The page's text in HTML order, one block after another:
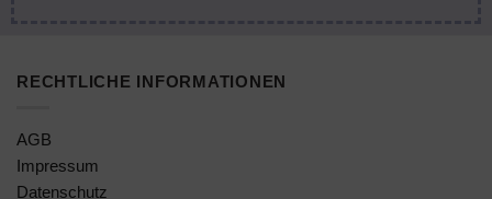
RECHTLICHE INFORMATIONEN
AGB
Impressum
Datenschutz